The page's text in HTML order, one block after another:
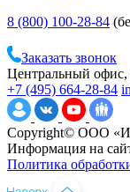
8 (800) 100-28-84
Заказать звонок
Центральный офис,
+7 (495) 664-28-84
Copyright© ООО
Информация на
Политика